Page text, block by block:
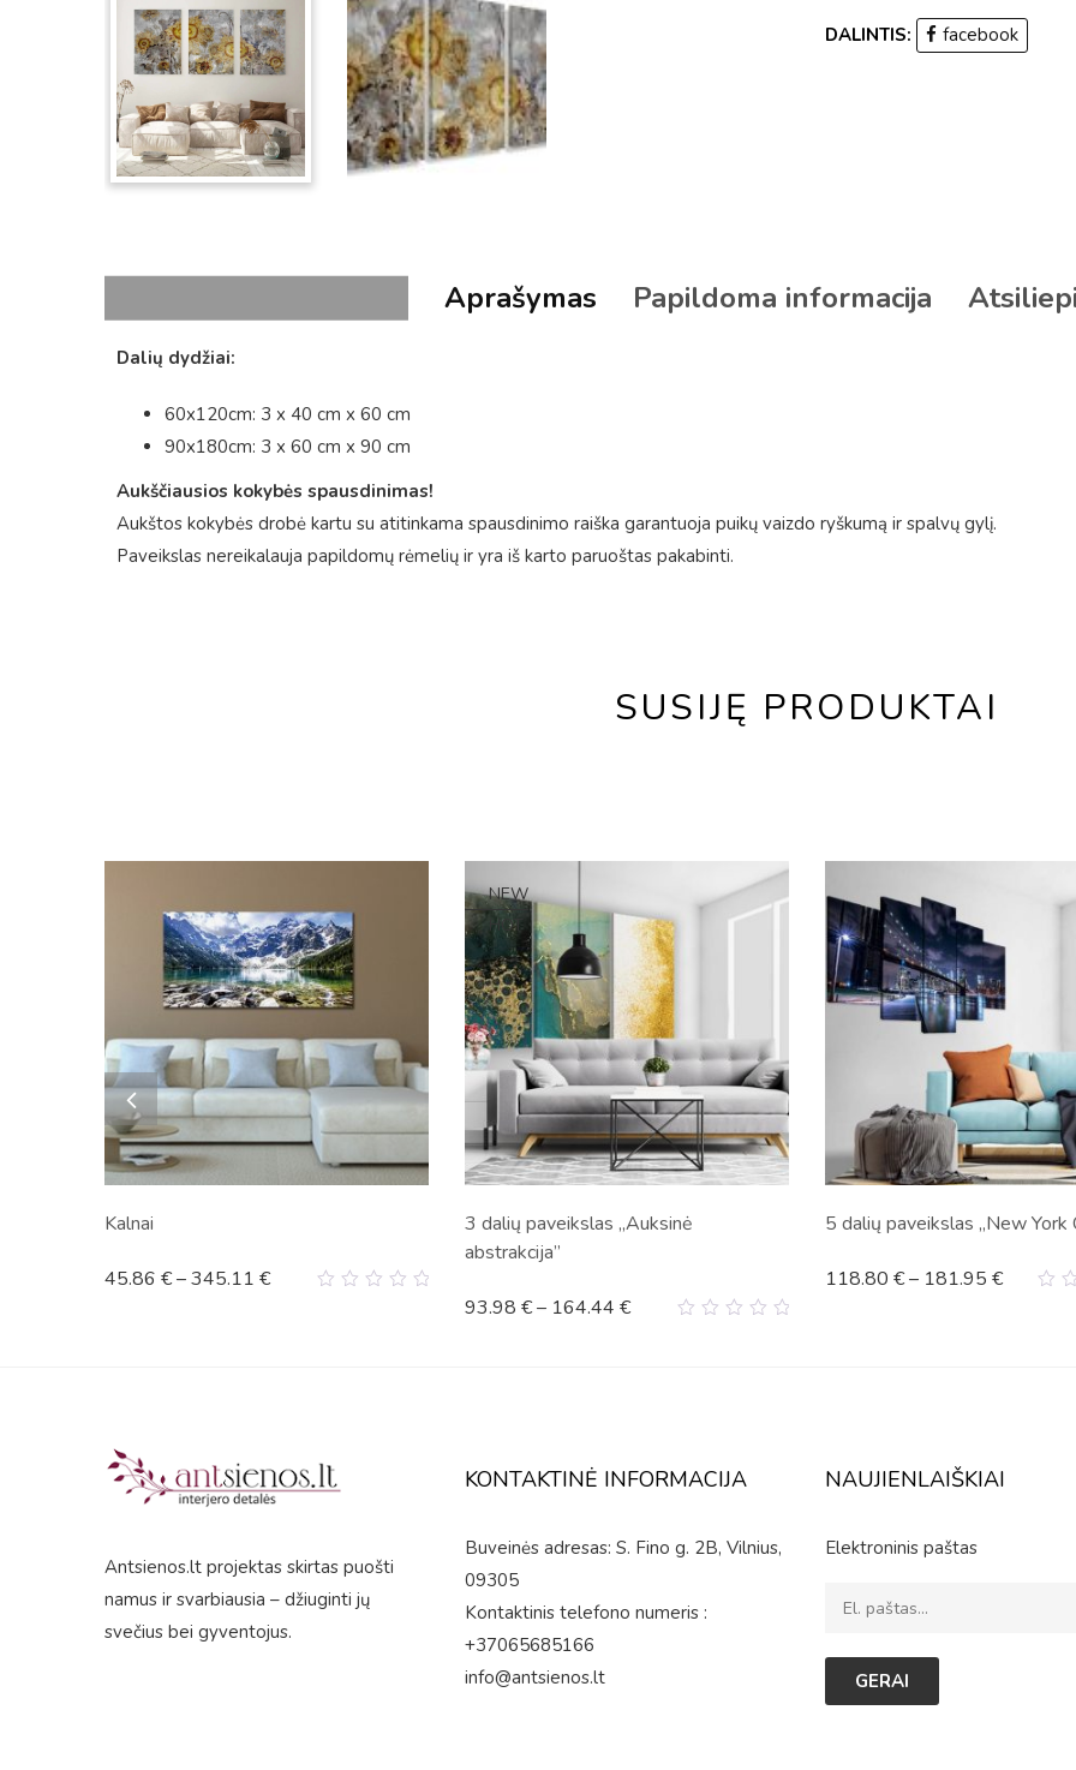
DALINTIS: facebook
Aprašymas Papildoma informacija
Dalių dydžiai:
60x120cm: 3 x 40 cm x 60 cm
90x180cm: 3 x 60 cm x 90 cm
Aukščiausios kokybės spausdinimas!
Aukštos kokybės drobė kartu su atitinkama spausdinimo raiška garantuoja puikų vaizdo ryškumą ir spalvų gylį.
Paveikslas nereikalauja papildomų rėmelių ir yra iš karto paruoštas pakabinti.
SUSIJĘ PRODUKTAI
Kalnai
45.86 €–345.11 €
NEW
HOT
3 dalių paveikslas „Auksinė
abstrakcija”
93.98 €– 164.44 €
5 dalių paveikslas „New York
118.80 €– 181.95 €
Antsienos.lt projektas skirtas puošti
namus ir svarbiausia – džiuginti jų
svečius bei gyventojus.
KONTAKTINĖ INFORMACIJA
Buveinės adresas: S. Fino g. 2B, Vilnius,
09305
Kontaktinis telefono numeris :
+37065685166
info@antsienos.lt
NAUJIENLAIŠKIAI
Elektroninis paštas